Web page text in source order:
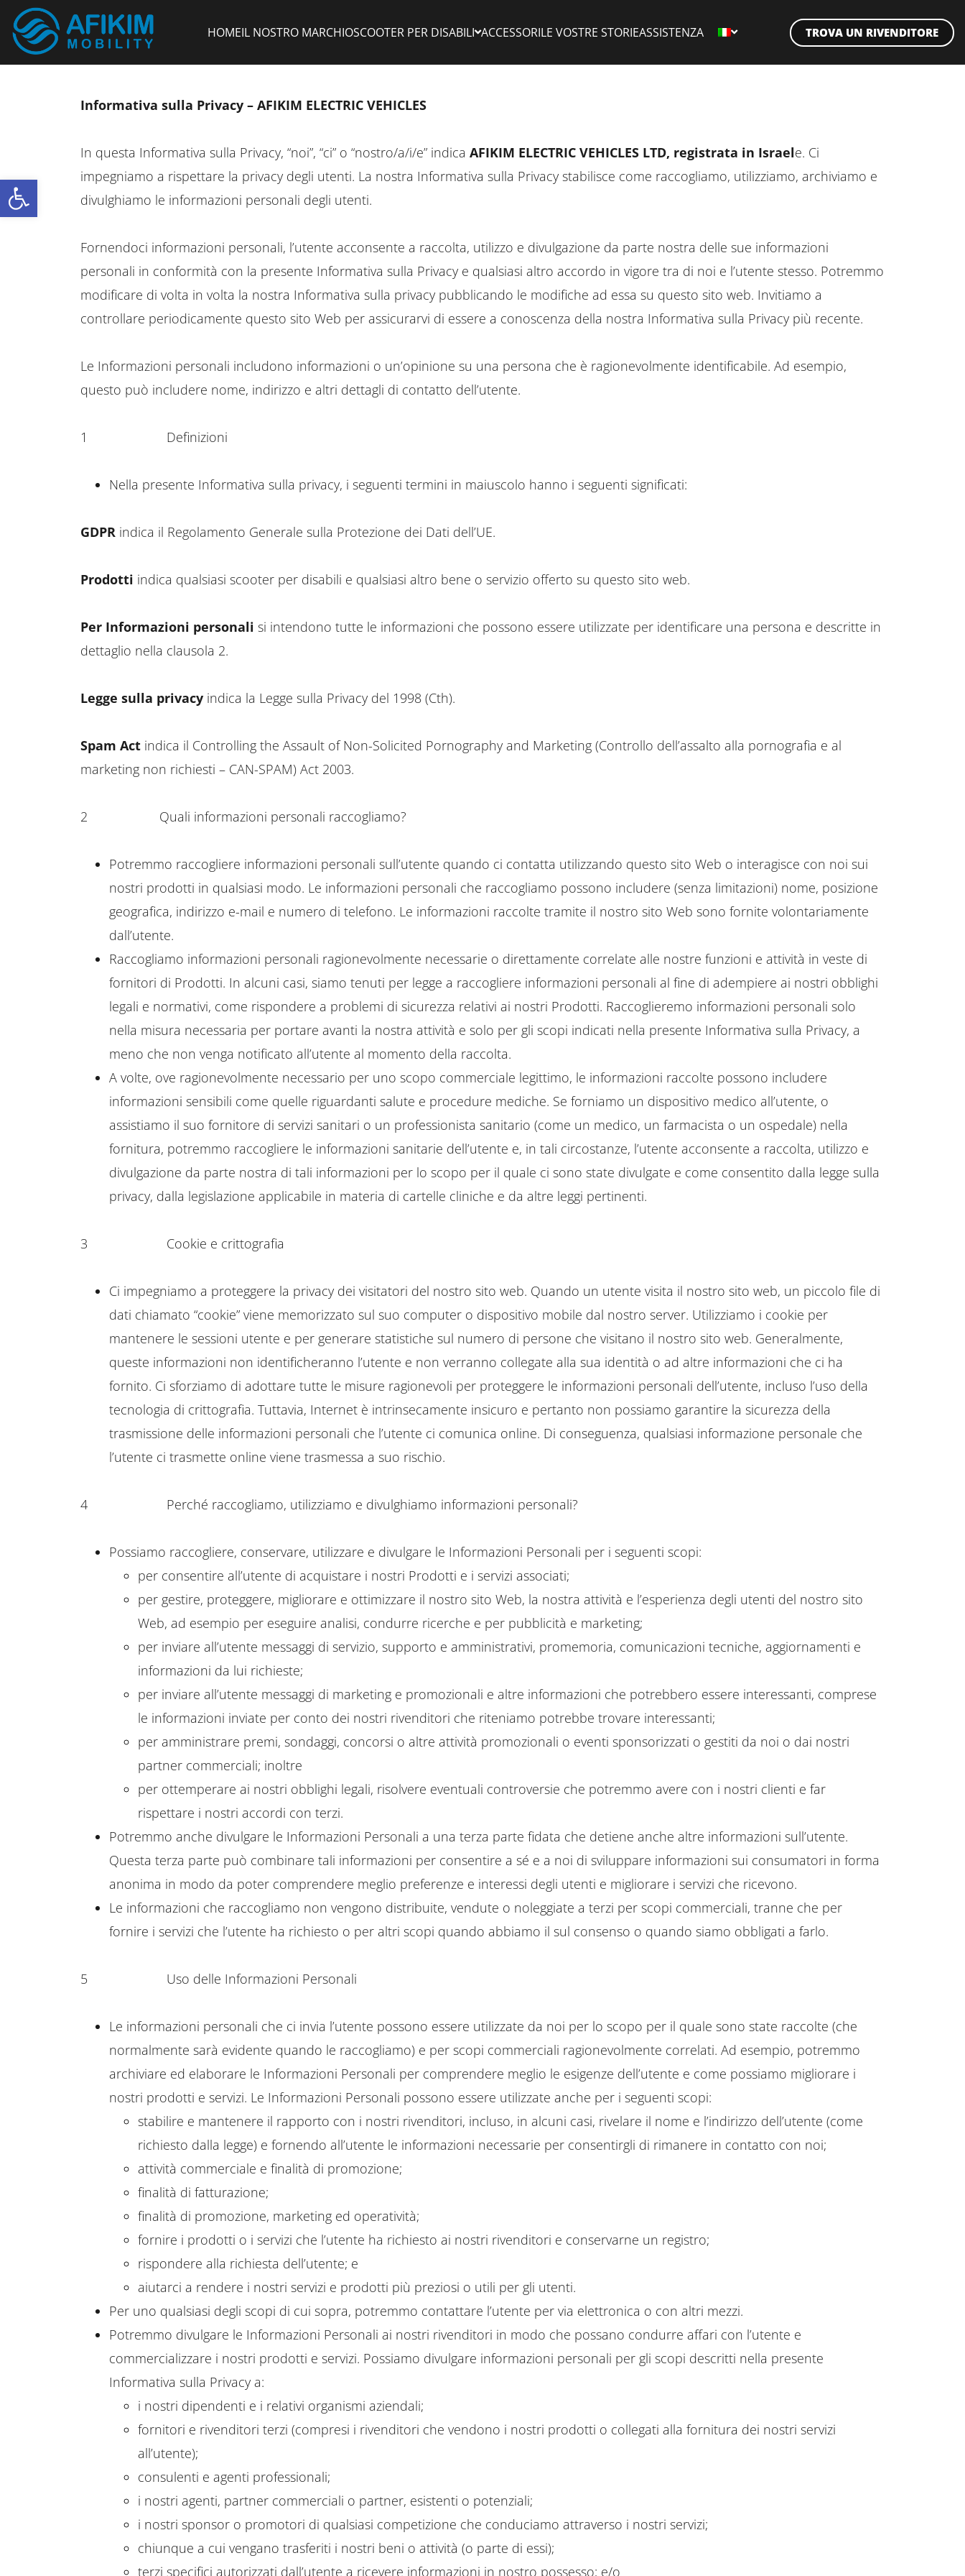
Open toolbar
HOMEIL NOSTRO MARCHIOSCOOTER PER DISABILI​ ACCESSORILE VOSTRE STORIEASSISTENZA TROVA UN RIVENDITORE
Informativa sulla Privacy – AFIKIM ELECTRIC VEHICLES
In questa Informativa sulla Privacy, “noi”, “ci” o “nostro/a/i/e” indica AFIKIM ELECTRIC VEHICLES LTD, registrata in Israele. Ci
impegniamo a rispettare la privacy degli utenti. La nostra Informativa sulla Privacy stabilisce come raccogliamo, utilizziamo, archiviamo e
divulghiamo le informazioni personali degli utenti.
Fornendoci informazioni personali, l’utente acconsente a raccolta, utilizzo e divulgazione da parte nostra delle sue informazioni
personali in conformità con la presente Informativa sulla Privacy e qualsiasi altro accordo in vigore tra di noi e l’utente stesso. Potremmo
modificare di volta in volta la nostra Informativa sulla privacy pubblicando le modifiche ad essa su questo sito web. Invitiamo a
controllare periodicamente questo sito Web per assicurarvi di essere a conoscenza della nostra Informativa sulla Privacy più recente.
Le Informazioni personali includono informazioni o un’opinione su una persona che è ragionevolmente identificabile. Ad esempio,
questo può includere nome, indirizzo e altri dettagli di contatto dell’utente.
1 Definizioni
Nella presente Informativa sulla privacy, i seguenti termini in maiuscolo hanno i seguenti significati:
GDPR indica il Regolamento Generale sulla Protezione dei Dati dell’UE.
Prodotti indica qualsiasi scooter per disabili e qualsiasi altro bene o servizio offerto su questo sito web.
Per Informazioni personali si intendono tutte le informazioni che possono essere utilizzate per identificare una persona e descritte in
dettaglio nella clausola 2.
Legge sulla privacy indica la Legge sulla Privacy del 1998 (Cth).
Spam Act indica il Controlling the Assault of Non-Solicited Pornography and Marketing (Controllo dell’assalto alla pornografia e al
marketing non richiesti – CAN-SPAM) Act 2003.
2 Quali informazioni personali raccogliamo?
Potremmo raccogliere informazioni personali sull’utente quando ci contatta utilizzando questo sito Web o interagisce con noi sui
nostri prodotti in qualsiasi modo. Le informazioni personali che raccogliamo possono includere (senza limitazioni) nome, posizione
geografica, indirizzo e-mail e numero di telefono. Le informazioni raccolte tramite il nostro sito Web sono fornite volontariamente
dall’utente.
Raccogliamo informazioni personali ragionevolmente necessarie o direttamente correlate alle nostre funzioni e attività in veste di
fornitori di Prodotti. In alcuni casi, siamo tenuti per legge a raccogliere informazioni personali al fine di adempiere ai nostri obblighi
legali e normativi, come rispondere a problemi di sicurezza relativi ai nostri Prodotti. Raccoglieremo informazioni personali solo
nella misura necessaria per portare avanti la nostra attività e solo per gli scopi indicati nella presente Informativa sulla Privacy, a
meno che non venga notificato all’utente al momento della raccolta.
A volte, ove ragionevolmente necessario per uno scopo commerciale legittimo, le informazioni raccolte possono includere
informazioni sensibili come quelle riguardanti salute e procedure mediche. Se forniamo un dispositivo medico all’utente, o
assistiamo il suo fornitore di servizi sanitari o un professionista sanitario (come un medico, un farmacista o un ospedale) nella
fornitura, potremmo raccogliere le informazioni sanitarie dell’utente e, in tali circostanze, l’utente acconsente a raccolta, utilizzo e
divulgazione da parte nostra di tali informazioni per lo scopo per il quale ci sono state divulgate e come consentito dalla legge sulla
privacy, dalla legislazione applicabile in materia di cartelle cliniche e da altre leggi pertinenti.
3 Cookie e crittografia
Ci impegniamo a proteggere la privacy dei visitatori del nostro sito web. Quando un utente visita il nostro sito web, un piccolo file di
dati chiamato “cookie” viene memorizzato sul suo computer o dispositivo mobile dal nostro server. Utilizziamo i cookie per
mantenere le sessioni utente e per generare statistiche sul numero di persone che visitano il nostro sito web. Generalmente,
queste informazioni non identificheranno l’utente e non verranno collegate alla sua identità o ad altre informazioni che ci ha
fornito. Ci sforziamo di adottare tutte le misure ragionevoli per proteggere le informazioni personali dell’utente, incluso l’uso della
tecnologia di crittografia. Tuttavia, Internet è intrinsecamente insicuro e pertanto non possiamo garantire la sicurezza della
trasmissione delle informazioni personali che l’utente ci comunica online. Di conseguenza, qualsiasi informazione personale che
l’utente ci trasmette online viene trasmessa a suo rischio.
4 Perché raccogliamo, utilizziamo e divulghiamo informazioni personali?
Possiamo raccogliere, conservare, utilizzare e divulgare le Informazioni Personali per i seguenti scopi:
per consentire all’utente di acquistare i nostri Prodotti e i servizi associati;
per gestire, proteggere, migliorare e ottimizzare il nostro sito Web, la nostra attività e l’esperienza degli utenti del nostro sito
Web, ad esempio per eseguire analisi, condurre ricerche e per pubblicità e marketing;
per inviare all’utente messaggi di servizio, supporto e amministrativi, promemoria, comunicazioni tecniche, aggiornamenti e
informazioni da lui richieste;
per inviare all’utente messaggi di marketing e promozionali e altre informazioni che potrebbero essere interessanti, comprese
le informazioni inviate per conto dei nostri rivenditori che riteniamo potrebbe trovare interessanti;
per amministrare premi, sondaggi, concorsi o altre attività promozionali o eventi sponsorizzati o gestiti da noi o dai nostri
partner commerciali; inoltre
per ottemperare ai nostri obblighi legali, risolvere eventuali controversie che potremmo avere con i nostri clienti e far
rispettare i nostri accordi con terzi.
Potremmo anche divulgare le Informazioni Personali a una terza parte fidata che detiene anche altre informazioni sull’utente.
Questa terza parte può combinare tali informazioni per consentire a sé e a noi di sviluppare informazioni sui consumatori in forma
anonima in modo da poter comprendere meglio preferenze e interessi degli utenti e migliorare i servizi che ricevono.
Le informazioni che raccogliamo non vengono distribuite, vendute o noleggiate a terzi per scopi commerciali, tranne che per
fornire i servizi che l’utente ha richiesto o per altri scopi quando abbiamo il sul consenso o quando siamo obbligati a farlo.
5 Uso delle Informazioni Personali
Le informazioni personali che ci invia l’utente possono essere utilizzate da noi per lo scopo per il quale sono state raccolte (che
normalmente sarà evidente quando le raccogliamo) e per scopi commerciali ragionevolmente correlati. Ad esempio, potremmo
archiviare ed elaborare le Informazioni Personali per comprendere meglio le esigenze dell’utente e come possiamo migliorare i
nostri prodotti e servizi. Le Informazioni Personali possono essere utilizzate anche per i seguenti scopi:
stabilire e mantenere il rapporto con i nostri rivenditori, incluso, in alcuni casi, rivelare il nome e l’indirizzo dell’utente (come
richiesto dalla legge) e fornendo all’utente le informazioni necessarie per consentirgli di rimanere in contatto con noi;
attività commerciale e finalità di promozione;
finalità di fatturazione;
finalità di promozione, marketing ed operatività;
fornire i prodotti o i servizi che l’utente ha richiesto ai nostri rivenditori e conservarne un registro;
rispondere alla richiesta dell’utente; e
aiutarci a rendere i nostri servizi e prodotti più preziosi o utili per gli utenti.
Per uno qualsiasi degli scopi di cui sopra, potremmo contattare l’utente per via elettronica o con altri mezzi.
Potremmo divulgare le Informazioni Personali ai nostri rivenditori in modo che possano condurre affari con l’utente e
commercializzare i nostri prodotti e servizi. Possiamo divulgare informazioni personali per gli scopi descritti nella presente
Informativa sulla Privacy a:
i nostri dipendenti e i relativi organismi aziendali;
fornitori e rivenditori terzi (compresi i rivenditori che vendono i nostri prodotti o collegati alla fornitura dei nostri servizi
all’utente);
consulenti e agenti professionali;
i nostri agenti, partner commerciali o partner, esistenti o potenziali;
i nostri sponsor o promotori di qualsiasi competizione che conduciamo attraverso i nostri servizi;
chiunque a cui vengano trasferiti i nostri beni o attività (o parte di essi);
terzi specifici autorizzati dall’utente a ricevere informazioni in nostro possesso; e/o